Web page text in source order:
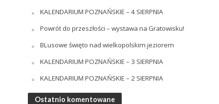
KALENDARIUM POZNAŃSKIE – 4 SIERPNIA
Powrót do przeszłości – wystawa na Gratowisku!
BLusowe święto nad wielkopolskim jeziorem
KALENDARIUM POZNAŃSKIE – 3 SIERPNIA
KALENDARIUM POZNAŃSKIE – 2 SIERPNIA
Ostatnio komentowane